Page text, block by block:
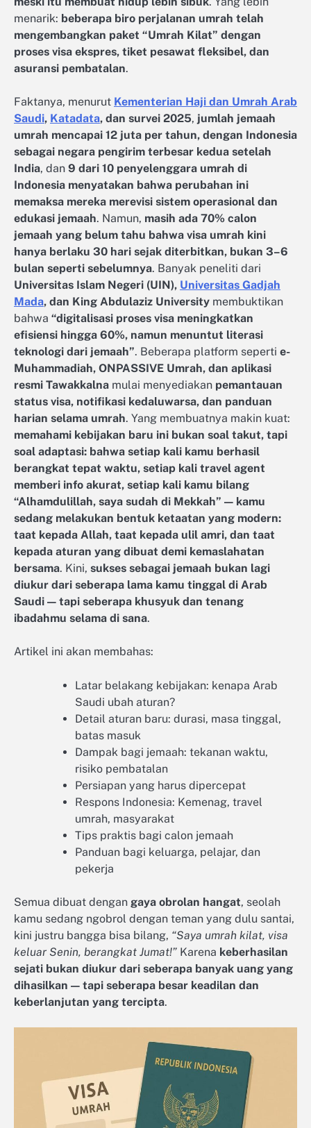
menarik: beberapa biro perjalanan umrah telah
mengembangkan paket “Umrah Kilat” dengan
proses visa ekspres, tiket pesawat fleksibel, dan
asuransi pembatalan.
Faktanya, menurut Kementerian Haji dan Umrah Arab
Saudi, Katadata, dan survei 2025, jumlah jemaah
umrah mencapai 12 juta per tahun, dengan Indonesia
sebagai negara pengirim terbesar kedua setelah
India, dan 9 dari 10 penyelenggara umrah di
Indonesia menyatakan bahwa perubahan ini
memaksa mereka merevisi sistem operasional dan
edukasi jemaah. Namun, masih ada 70% calon
jemaah yang belum tahu bahwa visa umrah kini
hanya berlaku 30 hari sejak diterbitkan, bukan 3–6
bulan seperti sebelumnya. Banyak peneliti dari
Universitas Islam Negeri (UIN), Universitas Gadjah
Mada, dan King Abdulaziz University membuktikan
bahwa “digitalisasi proses visa meningkatkan
efisiensi hingga 60%, namun menuntut literasi
teknologi dari jemaah”. Beberapa platform seperti e-
Muhammadiah, ONPASSIVE Umrah, dan aplikasi
resmi Tawakkalna mulai menyediakan pemantauan
status visa, notifikasi kedaluwarsa, dan panduan
harian selama umrah. Yang membuatnya makin kuat:
memahami kebijakan baru ini bukan soal takut, tapi
soal adaptasi: bahwa setiap kali kamu berhasil
berangkat tepat waktu, setiap kali travel agent
memberi info akurat, setiap kali kamu bilang
“Alhamdulillah, saya sudah di Mekkah” — kamu
sedang melakukan bentuk ketaatan yang modern:
taat kepada Allah, taat kepada ulil amri, dan taat
kepada aturan yang dibuat demi kemaslahatan
bersama. Kini, sukses sebagai jemaah bukan lagi
diukur dari seberapa lama kamu tinggal di Arab
Saudi — tapi seberapa khusyuk dan tenang
ibadahmu selama di sana.
Artikel ini akan membahas:
Latar belakang kebijakan: kenapa Arab
Saudi ubah aturan?
Detail aturan baru: durasi, masa tinggal,
batas masuk
Dampak bagi jemaah: tekanan waktu,
risiko pembatalan
Persiapan yang harus dipercepat
Respons Indonesia: Kemenag, travel
umrah, masyarakat
Tips praktis bagi calon jemaah
Panduan bagi keluarga, pelajar, dan
pekerja
Semua dibuat dengan gaya obrolan hangat, seolah
kamu sedang ngobrol dengan teman yang dulu santai,
kini justru bangga bisa bilang, “Saya umrah kilat, visa
keluar Senin, berangkat Jumat!” Karena keberhasilan
sejati bukan diukur dari seberapa banyak uang yang
dihasilkan — tapi seberapa besar keadilan dan
keberlanjutan yang tercipta.